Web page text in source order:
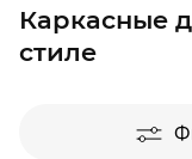
Каркасные
стиле